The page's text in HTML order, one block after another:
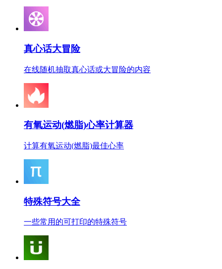
真心话大冒险
在线随机抽取真心话或大冒险的内容
有氧运动(燃脂)心率计算器
计算有氧运动(燃脂)最佳心率
特殊符号大全
一些常用的可打印的特殊符号